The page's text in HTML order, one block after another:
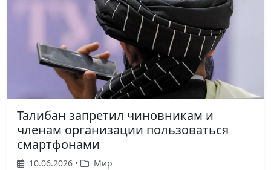
Талибан запретил чиновникам и
членам организации пользоваться
смартфонами
10.06.2026 • Мир